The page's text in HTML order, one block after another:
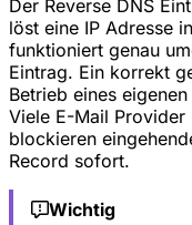
Der Reverse DNS
löst eine IP Adresse
funktioniert genau
Eintrag. Ein korrekt
Betrieb eines
Viele E-Mail
blockieren
Record sofort.
Wichtig